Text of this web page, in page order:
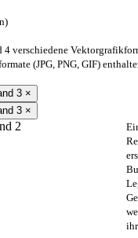
verschiedene
(JPG, PNG, GIF)
×
×